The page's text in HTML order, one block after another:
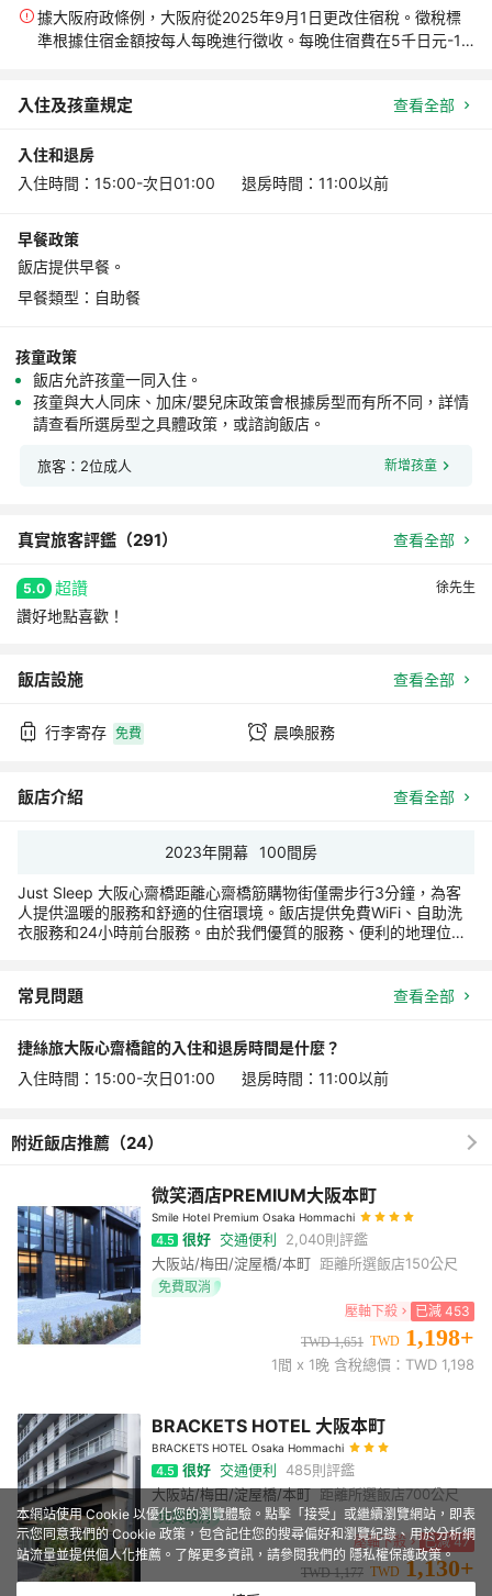
據大阪府政條例，大阪府從2025年9月1日更改住宿稅。徵稅標
準根據住宿金額按每人每晚進行徵收。每晚住宿費在5千日元-1.5
住宿稅，需客人另付前台，具體以飯店告知為準。
入住及孩童規定 查看全部
入住和退房
入住時間：15:00-次日01:00 退房時間：11:00以前
早餐政策
飯店提供早餐。
早餐類型：自助餐
孩童政策
飯店允許孩童一同入住。
孩童與大人同床、加床/嬰兒床政策會根據房型而有所不同，詳情
請查看所選房型之具體政策，或諮詢飯店。
旅客：2位成人 新增孩童
真實旅客評鑑（291） 查看全部
5.0 超讚 徐先生
讚好地點喜歡！
飯店設施 查看全部
行李寄存 免費 晨喚服務
飯店介紹 查看全部
2023年開幕 100間房
Just Sleep 大阪心齋橋距離心齋橋筋購物街僅需步行3分鐘，為客
人提供溫暖的服務和舒適的住宿環境。飯店提供免費WiFi、自助洗
衣服務和24小時前台服務。由於我們優質的服務、便利的地理位置
店提供行李寄存服務。 Just Cafe 提供自助早餐，包括關西和台灣
常見問題 查看全部
捷絲旅大阪心齋橋館的入住和退房時間是什麼？
入住時間：15:00-次日01:00 退房時間：11:00以前
附近飯店推薦（24）
微笑酒店PREMIUM大阪本町
Smile Hotel Premium Osaka Hommachi
4.5 很好 交通便利 2,040則評鑑
大阪站/梅田/淀屋橋/本町 距離所選飯店150公尺
免費取消
壓軸下殺
已減 453
TWD 1,651 TWD 1,198+
1間 x 1晚 含稅總價：TWD 1,198
BRACKETS HOTEL 大阪本町
BRACKETS HOTEL Osaka Hommachi
4.5 很好 交通便利 485則評鑑
大阪站/梅田/淀屋橋/本町 距離所選飯店700公尺
免費取消
壓軸下殺
已減47
TWD 1,177 TWD 1,130+
本網站使用 Cookie 以優化您的瀏覽體驗。點擊「接受」或繼續瀏覽網站，即表
示您同意我們的 Cookie 政策，包含記住您的搜尋偏好和瀏覽紀錄、用於分析網
站流量並提供個人化推薦。了解更多資訊，請參閱我們的 隱私權保護政策。